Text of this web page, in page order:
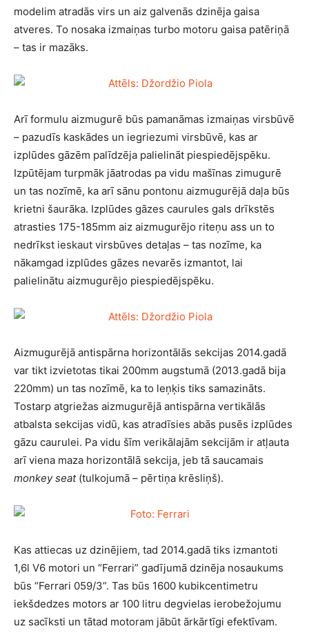
modelim atradās virs un aiz galvenās dzinēja gaisa
atveres. To nosaka izmaiņas turbo motoru gaisa patēriņā
– tas ir mazāks.
Arī formulu aizmugurē būs pamanāmas izmaiņas virsbūvē
– pazudīs kaskādes un iegriezumi virsbūvē, kas ar
izplūdes gāzēm palīdzēja palielināt piespiedējspēku.
Izpūtējam turpmāk jāatrodas pa vidu mašīnas zimugurē
un tas nozīmē, ka arī sānu pontonu aizmugurējā daļa būs
krietni šaurāka. Izplūdes gāzes caurules gals drīkstēs
atrasties 175-185mm aiz aizmugurējo riteņu ass un to
nedrīkst ieskaut virsbūves detaļas – tas nozīme, ka
nākamgad izplūdes gāzes nevarēs izmantot, lai
palielinātu aizmugurējo piespiedējspēku.
Aizmugurējā antispārna horizontālās sekcijas 2014.gadā
var tikt izvietotas tikai 200mm augstumā (2013.gadā bija
220mm) un tas nozīmē, ka to leņķis tiks samazināts.
Tostarp atgriežas aizmugurējā antispārna vertikālās
atbalsta sekcijas vidū, kas atradīsies abās pusēs izplūdes
gāzu caurulei. Pa vidu šīm verikālajām sekcijām ir atļauta
arī viena maza horizontālā sekcija, jeb tā saucamais
monkey seat (tulkojumā – pērtiņa krēsliņš).
Kas attiecas uz dzinējiem, tad 2014.gadā tiks izmantoti
1,6l V6 motori un “Ferrari” gadījumā dzinēja nosaukums
būs “Ferrari 059/3”. Tas būs 1600 kubikcentimetru
iekšdedzes motors ar 100 litru degvielas ierobežojumu
uz sacīksti un tātad motoram jābūt ārkārtīgi efektīvam.